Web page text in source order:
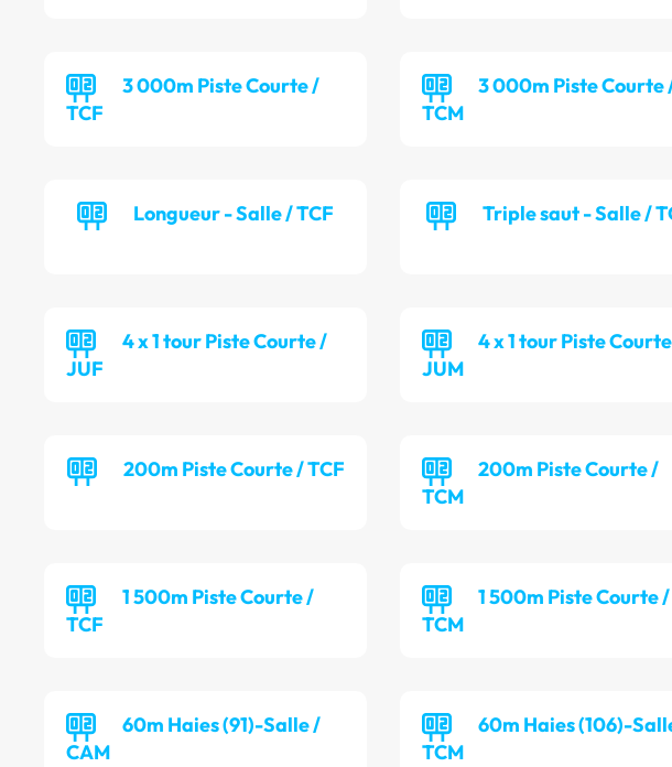
3 000m Piste Courte /
TCF
3 000m Piste Courte
TCM
Longueur - Salle / TCF Triple saut - Salle /
4 x 1 tour Piste Courte /
JUF
4 x 1 tour Piste
JUM
200m Piste Courte / TCF
200m Piste Courte /
TCM
1 500m Piste Courte /
TCF
1 500m Piste Courte /
TCM
60m Haies (91)-Salle /
CAM
60m Haies (106)-
TCM